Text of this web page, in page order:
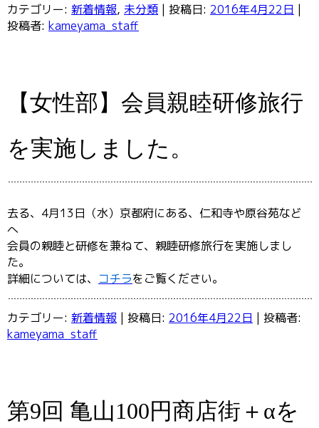
カテゴリー: 新着情報, 未分類 | 投稿日: 2016年4月22日 |
投稿者: kameyama_staff
【女性部】会員親睦研修旅行
を実施しました。
去る、4月13日（水）京都府にある、仁和寺や原谷苑など
へ
会員の親睦と研修を兼ねて、親睦研修旅行を実施しまし
た。
詳細については、 コチラをご覧ください。
カテゴリー: 新着情報 | 投稿日: 2016年4月22日 | 投稿者:
kameyama_staff
第9回 亀山100円商店街＋αを